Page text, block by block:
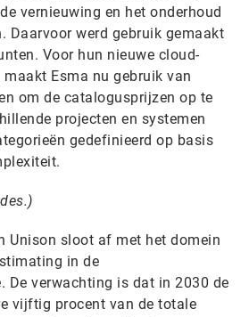
vernieuwing en het onderhoud
Daarvoor werd gebruik gemaakt
Voor hun nieuwe cloud-
Esma nu gebruik van
om de catalogusprijzen op te
projecten en systemen
gedefinieerd op basis
Unison sloot af met het domein
in de
De verwachting is dat in 2030 de
vijftig procent van de totale